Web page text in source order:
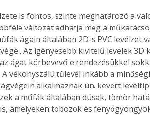
az
Együtt jobban megéri!
Bővebb információ itt!
Együtt jobban megéri! A
könyvek tetszőleges
is fontos, szinte meghatározó a
változat adhatja meg a
ágain általában 2D-s PVC levélzet
Az igényesebb kivitelű levelek 3D
ágat körbevevő elrendezésükkel
vékonyszálú tűlevél inkább a
alkalmaznak ún. kevert
a műfák általában dúsak, tömör
amelyeken tobozok és